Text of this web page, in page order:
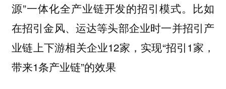
源”一体化全产业链开发的招引模式。比如
在招引金风、运达等头部企业时一并招引产
业链上下游相关企业12家，实现“招引1家，
带来1条产业链”的效果